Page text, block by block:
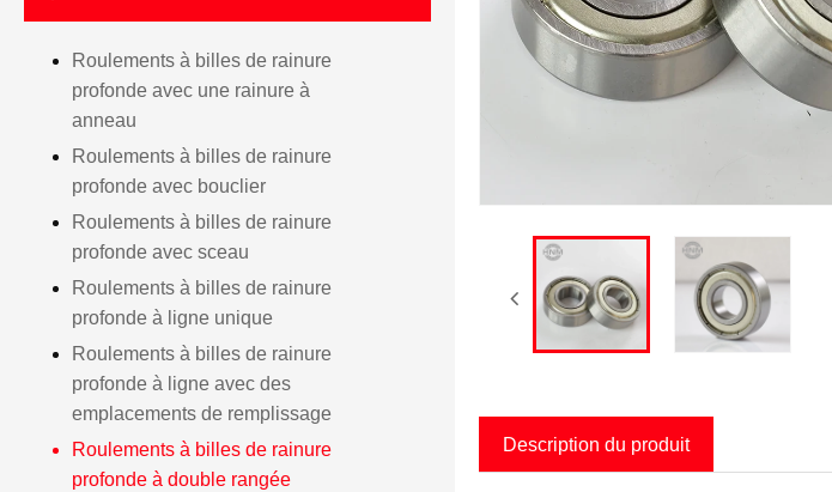
Roulements à billes de rainure
profonde avec une rainure à
anneau
Roulements à billes de rainure
profonde avec bouclier
Roulements à billes de rainure
profonde avec sceau
Roulements à billes de rainure
profonde à ligne unique
Roulements à billes de rainure
profonde à ligne avec des
emplacements de remplissage
Roulements à billes de rainure
profonde à double rangée
Description du produit